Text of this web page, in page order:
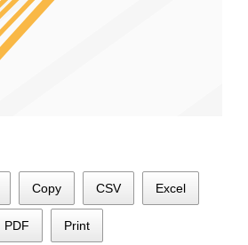
Copy CSV Excel
PDF Print